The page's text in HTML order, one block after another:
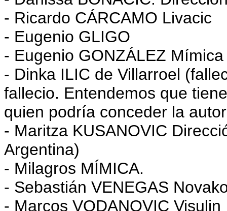
- Ricardo CÁRCAMO Livacic
- Eugenio GLIGO
- Eugenio GONZÁLEZ
- Dinka ILIC de Villarroel
fallecio. Entendemos que
quien podría conceder la
- Maritza KUSANOVIC
Argentina)
- Milagros MÍMICA.
- Sebastián VENEGAS
- Marcos VODANOVIC Visulin